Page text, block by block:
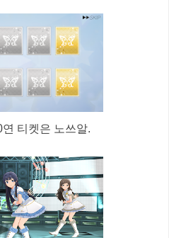
티켓은 노쓰알.